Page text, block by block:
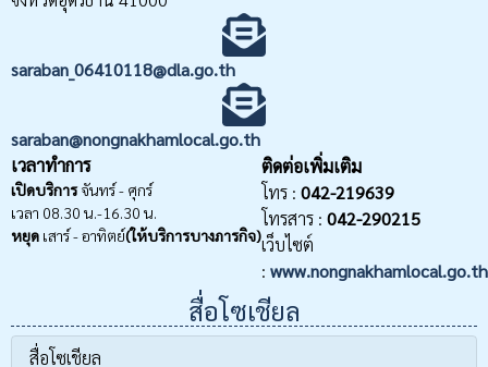
saraban_06410118@dla.go.th
saraban@nongnakhamlocal.go.th
เวลาทำการ
เปิดบริการจันทร์ - ศุกร์
เวลา 08.30 น.-16.30 น.
หยุด เสาร์ - อาทิตย์(ให้บริการบางภารกิจ)
ติดต่อเพิ่มเติม
โทร : 042-219639
โทรสาร : 042-290215
เว็บไซต์
: www.nongnakhamlocal.go.th
สื่อโซเชียล
สื่อโซเชียล